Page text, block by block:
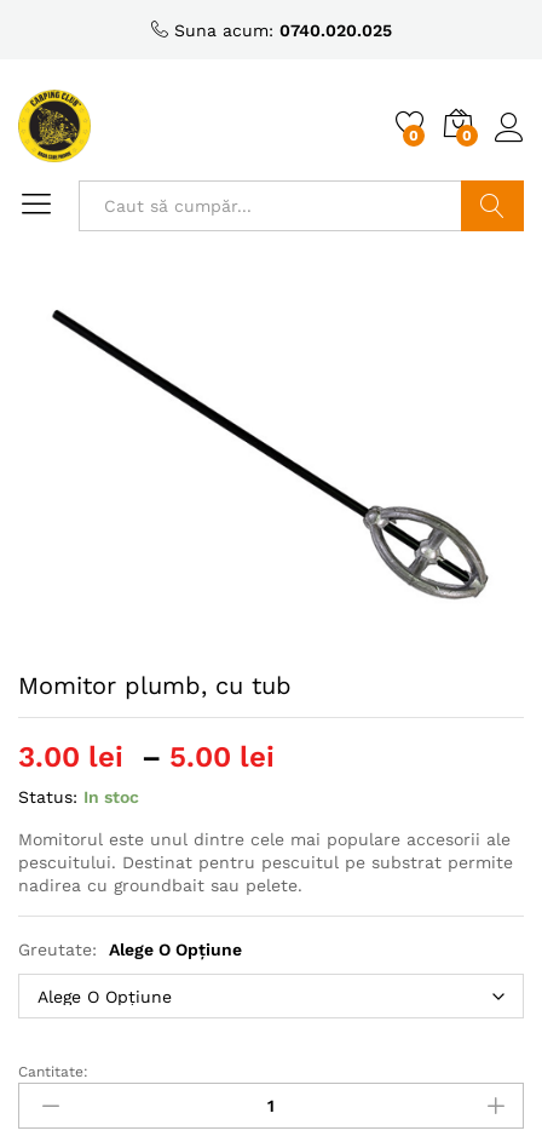
Suna acum: 0740.020.025
0 0
Momitor plumb, cu tub
3.00 lei – 5.00 lei
3.00 lei
până
la
Status: In stoc
Momitorul este unul dintre cele mai populare accesorii ale
pescuitului. Destinat pentru pescuitul pe substrat permite
nadirea cu groundbait sau pelete.
Greutate: Alege O Opțiune
Momitor
plumb,
cu
Cantitate: